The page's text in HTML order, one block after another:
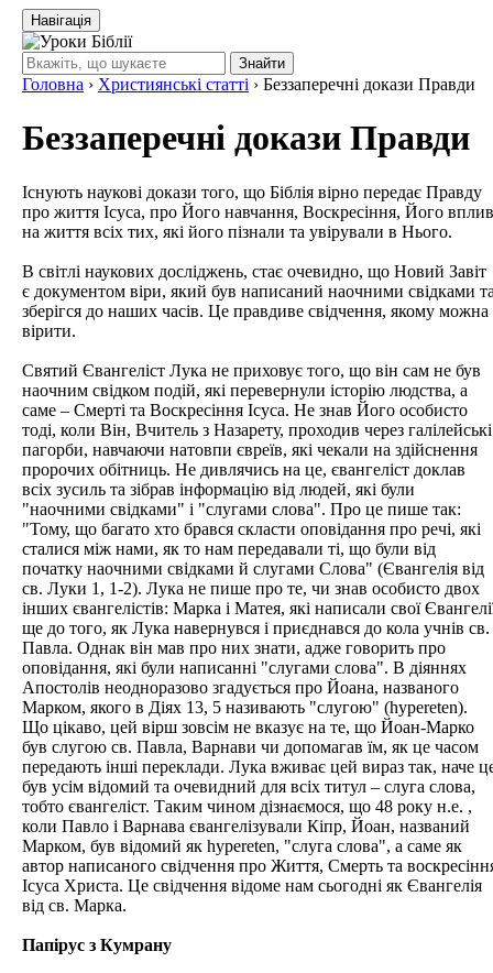
Навігація
Знайти
Головна › Християнські статті › Беззаперечні докази Правди
Беззаперечні докази Правди
Існують наукові докази того, що Біблія вірно передає Правду
про життя Ісуса, про Його навчання, Воскресіння, Його вплив
на життя всіх тих, які його пізнали та увірували в Нього.
В світлі наукових досліджень, стає очевидно, що Новий Завіт
є документом віри, який був написаний наочними свідками
зберігся до наших часів. Це правдиве свідчення, якому можна
вірити.
Святий Євангеліст Лука не приховує того, що він сам не був
наочним свідком подій, які перевернули історію людства, а
саме – Смерті та Воскресіння Ісуса. Не знав Його особисто
тоді, коли Він, Вчитель з Назарету, проходив через галілейські
пагорби, навчаючи натовпи євреїв, які чекали на здійснення
пророчих обітниць. Не дивлячись на це, євангеліст доклав
всіх зусиль та зібрав інформацію від людей, які були
"наочними свідками" і "слугами слова". Про це пише так:
"Тому, що багато хто брався скласти оповідання про речі, які
сталися між нами, як то нам передавали ті, що були від
початку наочними свідками й слугами Слова" (Євангелія від
св. Луки 1, 1-2). Лука не пише про те, чи знав особисто двох
інших євангелістів: Марка і Матея, які написали свої
ще до того, як Лука навернувся і приєднався до кола учнів св.
Павла. Однак він мав про них знати, адже говорить про
оповідання, які були написанні "слугами слова". В діяннях
Апостолів неодноразово згадується про Йоана, названого
Марком, якого в Діях 13, 5 називають "слугою" (hypereten).
Що цікаво, цей вірш зовсім не вказує на те, що Йоан-Марко
був слугою св. Павла, Варнави чи допомагав їм, як це часом
передають інші переклади. Лука вживає цей вираз так, наче
був усім відомий та очевидний для всіх титул – слуга слова,
тобто євангеліст. Таким чином дізнаємося, що 48 року н.е. ,
коли Павло і Варнава євангелізували Кіпр, Йоан, названий
Марком, був відомий як hypereten, "слуга слова", а саме як
автор написаного свідчення про Життя, Смерть та
Ісуса Христа. Це свідчення відоме нам сьогодні як Євангелія
від св. Марка.
Папірус з Кумрану